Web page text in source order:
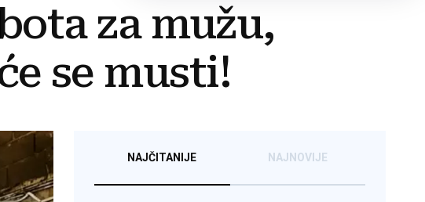
za mužu,
se musti!
NAJČITANIJE NAJNOVIJE